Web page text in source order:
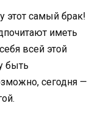
самый брак!
иметь
всей этой
быть
сегодня —